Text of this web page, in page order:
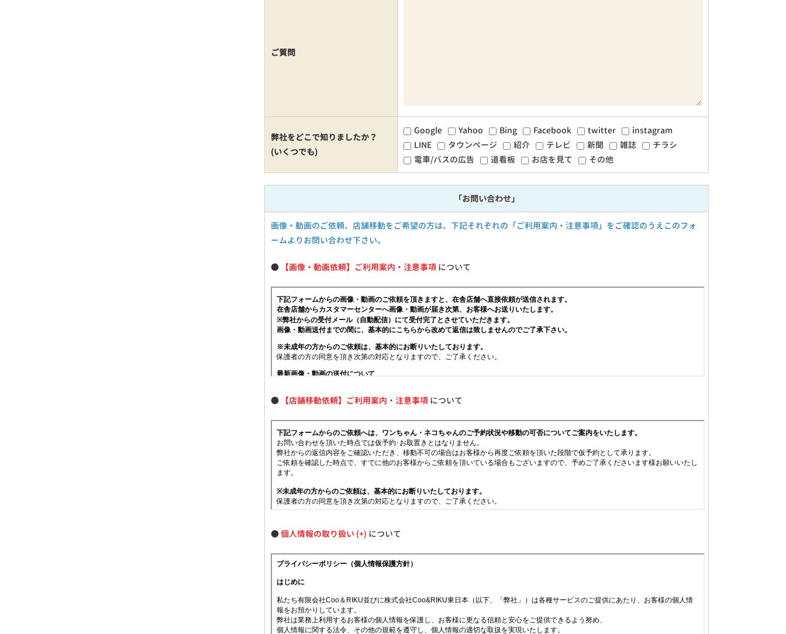
ご質問
弊社をどこで知りましたか？
(いくつでも)
Google Yahoo Bing Facebook twitter
instagram
LINE
タウンページ 紹介 テレビ 新聞 雑誌
チラシ
電車/バスの広告
道看板 お店を見て その他
「お問い合わせ」
画像・動画のご依頼、店舗移動をご希望の方は、下記それぞれの「ご利用案内・注意事項」をご確認のうえこのフォ
ームよりお問い合わせ下さい。
● 【画像・動画依頼】ご利用案内・注意事項 について
● 【店舗移動依頼】ご利用案内・注意事項 について
●個人情報の取り扱い について